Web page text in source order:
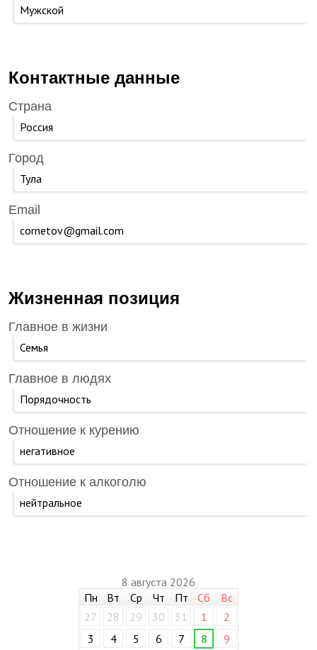
Мужской
Контактные данные
Страна
Россия
Город
Тула
Email
cornetov@gmail.com
Жизненная позиция
Главное в жизни
Семья
Главное в людях
Порядочность
Отношение к курению
негативное
Отношение к алкоголю
нейтральное
8 августа 2026
Пн
Вт Ср Чт Пт Сб
Вс
27
28 29 30 31 1
2
3
4 5 6 7 8 9